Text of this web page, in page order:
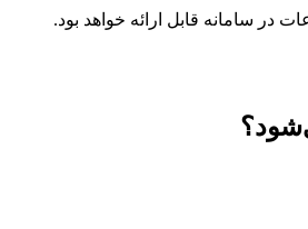
در سامانه قابل ارائه خواهد بود.